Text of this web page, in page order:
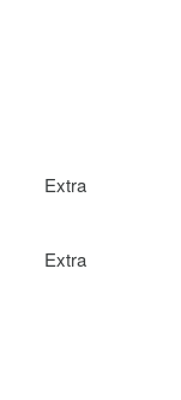
Extra
Extra